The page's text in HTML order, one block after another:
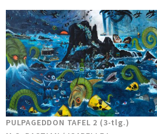
PULPAGEDDON TAFEL 2 (3-tlg.)